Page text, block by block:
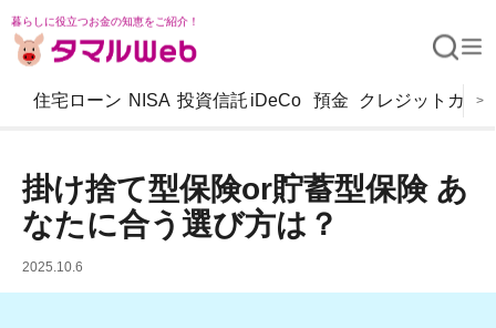
暮らしに役立つお金の知恵をご紹介！
住宅ローン NISA 投資信託 iDeCo 預金 クレジットカー
>
掛け捨て型保険or貯蓄型保険 あ
なたに合う選び方は？
2025.10.6